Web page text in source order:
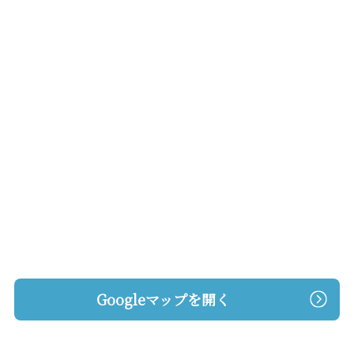
Googleマップを開く